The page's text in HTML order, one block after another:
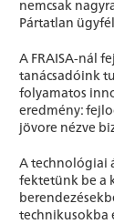
nemcsak
Pártatlan
A FRAISA-nál
tanácsadóink
folyamatos
eredmény:
jövore nézve
A technológiai
fektetünk be a
technikusokba